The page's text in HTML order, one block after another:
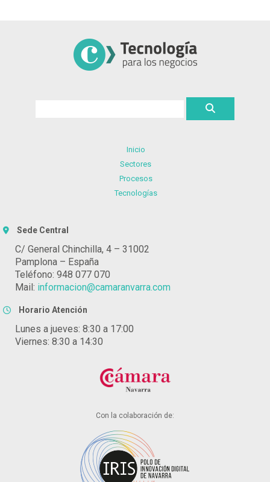
Inicio
Sectores
Procesos
Tecnologías
Sede Central
C/ General Chinchilla, 4 – 31002
Pamplona – España
Teléfono: 948 077 070
Mail: informacion@camaranvarra.com
Horario Atención
Lunes a jueves: 8:30 a 17:00
Viernes: 8:30 a 14:30
Con la colaboración de: